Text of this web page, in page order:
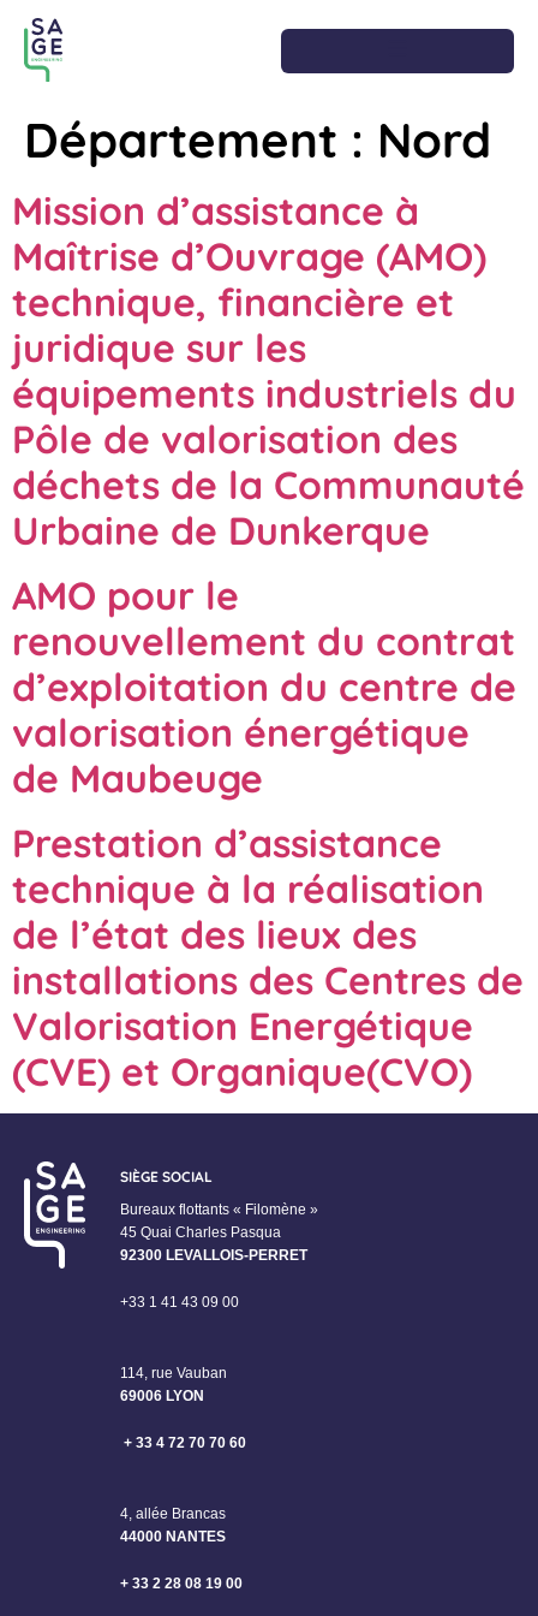
Département : Nord
Mission d’assistance à
Maîtrise d’Ouvrage (AMO)
technique, financière et
juridique sur les
équipements industriels du
Pôle de valorisation des
déchets de la Communauté
Urbaine de Dunkerque
AMO pour le
renouvellement du contrat
d’exploitation du centre de
valorisation énergétique
de Maubeuge
Prestation d’assistance
technique à la réalisation
de l’état des lieux des
installations des Centres de
Valorisation Energétique
(CVE) et Organique(CVO)
SIÈGE SOCIAL
Bureaux flottants « Filomène »
45 Quai Charles Pasqua
92300 LEVALLOIS-PERRET
+33 1 41 43 09 00
114, rue Vauban
69006 LYON
+ 33 4 72 70 70 60
4, allée Brancas
44000 NANTES
+ 33 2 28 08 19 00